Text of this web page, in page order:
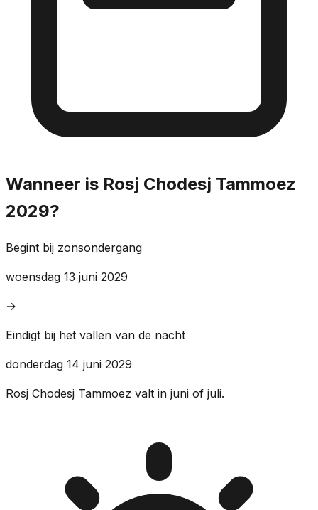
Wanneer is Rosj Chodesj Tammoez
2029?
Begint bij zonsondergang
woensdag 13 juni 2029
→
Eindigt bij het vallen van de nacht
donderdag 14 juni 2029
Rosj Chodesj Tammoez valt in juni of juli.